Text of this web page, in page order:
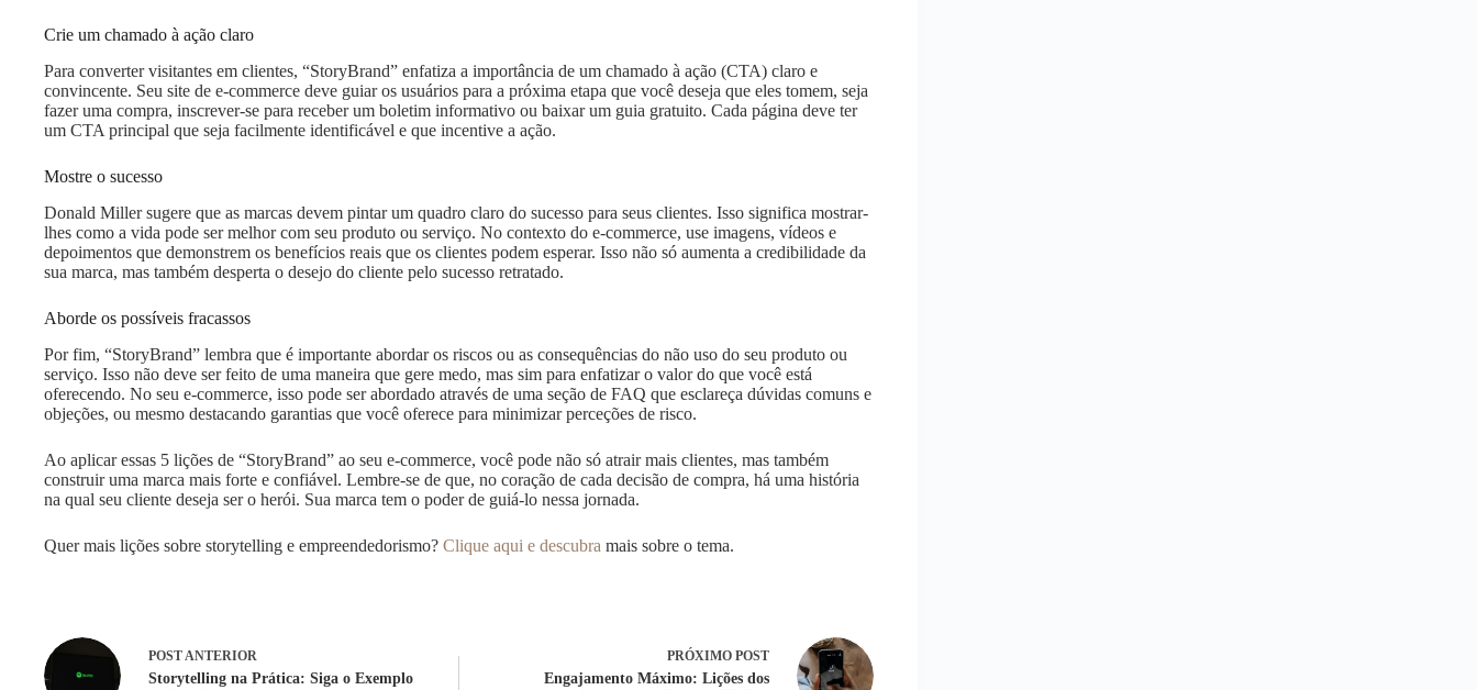
Crie um chamado à ação claro
Para converter visitantes em clientes, “StoryBrand” enfatiza a importância de um chamado à ação (CTA) claro e
convincente. Seu site de e-commerce deve guiar os usuários para a próxima etapa que você deseja que eles tomem, seja
fazer uma compra, inscrever-se para receber um boletim informativo ou baixar um guia gratuito. Cada página deve ter
um CTA principal que seja facilmente identificável e que incentive a ação.
Mostre o sucesso
Donald Miller sugere que as marcas devem pintar um quadro claro do sucesso para seus clientes. Isso significa mostrar-
lhes como a vida pode ser melhor com seu produto ou serviço. No contexto do e-commerce, use imagens, vídeos e
depoimentos que demonstrem os benefícios reais que os clientes podem esperar. Isso não só aumenta a credibilidade da
sua marca, mas também desperta o desejo do cliente pelo sucesso retratado.
Aborde os possíveis fracassos
Por fim, “StoryBrand” lembra que é importante abordar os riscos ou as consequências do não uso do seu produto ou
serviço. Isso não deve ser feito de uma maneira que gere medo, mas sim para enfatizar o valor do que você está
oferecendo. No seu e-commerce, isso pode ser abordado através de uma seção de FAQ que esclareça dúvidas comuns e
objeções, ou mesmo destacando garantias que você oferece para minimizar perceções de risco.
Ao aplicar essas 5 lições de “StoryBrand” ao seu e-commerce, você pode não só atrair mais clientes, mas também
construir uma marca mais forte e confiável. Lembre-se de que, no coração de cada decisão de compra, há uma história
na qual seu cliente deseja ser o herói. Sua marca tem o poder de guiá-lo nessa jornada.
Quer mais lições sobre storytelling e empreendedorismo? Clique aqui e descubra mais sobre o tema.
POSTANTERIOR
Storytelling na Prática: Siga o Exemplo
PRÓXIMO POST
Engajamento Máximo: Lições dos